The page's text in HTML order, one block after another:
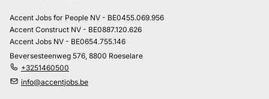
Accent Jobs for People NV - BE0455.069.956
Accent Construct NV - BE0887.120.626
Accent Jobs NV - BE0654.755.146
Beversesteenweg 576, 8800 Roeselare
+3251460500
info@accentjobs.be